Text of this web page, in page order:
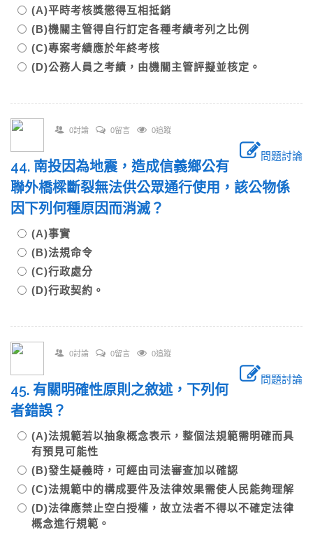
(A)平時考核獎懲得互相抵銷
(B)機關主管得自行訂定各種考績考列之比例
(C)專案考績應於年終考核
(D)公務人員之考績，由機關主管評擬並核定。
0討論 0留言 0追蹤
問題討論
44. 南投因為地震，造成信義鄉公有
聯外橋樑斷裂無法供公眾通行使用，該公物係
因下列何種原因而消滅？
(A)事實
(B)法規命令
(C)行政處分
(D)行政契約。
0討論 0留言 0追蹤
問題討論
45. 有關明確性原則之敘述，下列何
者錯誤？
(A)法規範若以抽象概念表示，整個法規範需明確而具
有預見可能性
(B)發生疑義時，可經由司法審查加以確認
(C)法規範中的構成要件及法律效果需使人民能夠理解
(D)法律應禁止空白授權，故立法者不得以不確定法律
概念進行規範。